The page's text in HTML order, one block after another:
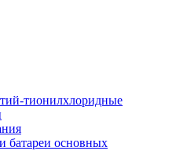
тионилхлоридные
батареи основных